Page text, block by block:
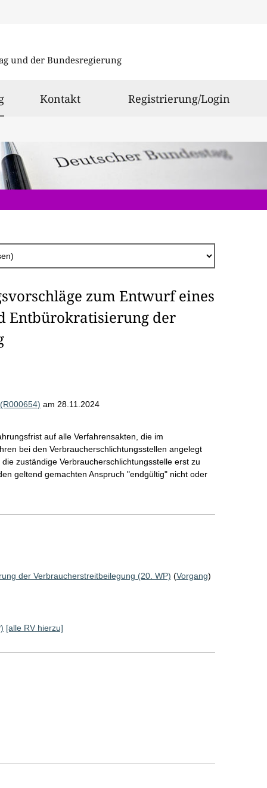
und der Bundesregierung
ausgewählt
Kontakt Registrierung/Login
zum Entwurf eines
Entbürokratisierung der
am 28.11.2024
auf alle Verfahrensakten, die im
bei den Verbraucherschlichtungsstellen angelegt
zuständige Verbraucherschlichtungsstelle erst zu
geltend gemachten Anspruch "endgültig" nicht oder
der Verbraucherstreitbeilegung (20. WP) (Vorgang)
[alle RV hierzu]